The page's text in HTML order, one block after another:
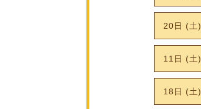
20日 (土)
11日 (土)
18日 (土)